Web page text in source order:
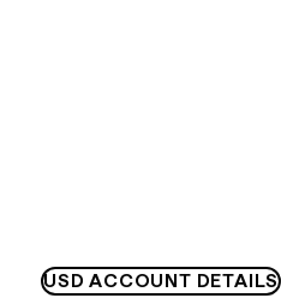
USD ACCOUNT DETAILS